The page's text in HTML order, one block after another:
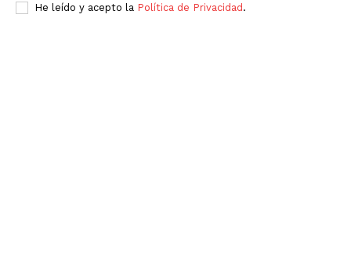
He leído y acepto la Política de Privacidad .